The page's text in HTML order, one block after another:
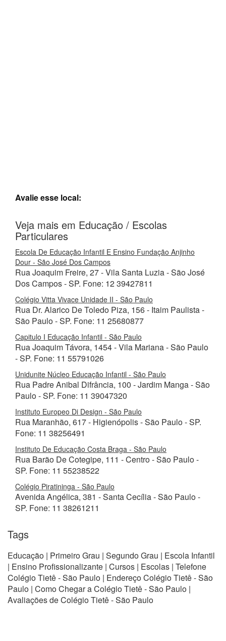
Avalie esse local:
Veja mais em Educação / Escolas
Particulares
Escola De Educação Infantil E Ensino Fundação Anjinho
Dour - São José Dos Campos
Rua Joaquim Freire, 27 - Vila Santa Luzia - São José
Dos Campos - SP. Fone: 12 39427811
Colégio Vitta Vivace Unidade II - São Paulo
Rua Dr. Alarico De Toledo Piza, 156 - Itaim Paulista -
São Paulo - SP. Fone: 11 25680877
Capitulo I Educação Infantil - São Paulo
Rua Joaquim Távora, 1454 - Vila Mariana - São Paulo
- SP. Fone: 11 55791026
Unidunite Núcleo Educação Infantil - São Paulo
Rua Padre Anibal Difrância, 100 - Jardim Manga - São
Paulo - SP. Fone: 11 39047320
Instituto Europeo Di Design - São Paulo
Rua Maranhão, 617 - Higienópolis - São Paulo - SP.
Fone: 11 38256491
Instituto De Educação Costa Braga - São Paulo
Rua Barão De Cotegipe, 111 - Centro - São Paulo -
SP. Fone: 11 55238522
Colégio Piratininga - São Paulo
Avenida Angélica, 381 - Santa Cecília - São Paulo -
SP. Fone: 11 38261211
Tags
Educação | Primeiro Grau | Segundo Grau | Escola Infantil
| Ensino Profissionalizante | Cursos | Escolas | Telefone
Colégio Tietê - São Paulo | Endereço Colégio Tietê - São
Paulo | Como Chegar a Colégio Tietê - São Paulo |
Avaliações de Colégio Tietê - São Paulo